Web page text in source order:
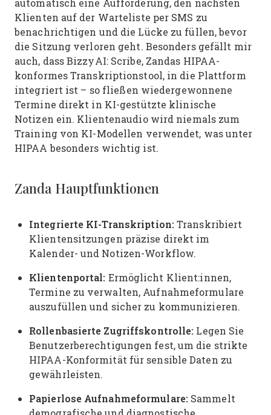
automatisch eine Aufforderung, den nächsten
Klienten auf der Warteliste per SMS zu
benachrichtigen und die Lücke zu füllen, bevor
die Sitzung verloren geht. Besonders gefällt mir
auch, dass BizzyAI: Scribe, Zandas HIPAA-
konformes Transkriptionstool, in die Plattform
integriert ist – so fließen wiedergewonnene
Termine direkt in KI-gestützte klinische
Notizen ein. Klientenaudio wird niemals zum
Training von KI-Modellen verwendet, was unter
HIPAA besonders wichtig ist.
Zanda Hauptfunktionen
Integrierte KI-Transkription:Transkribiert
Klientensitzungen präzise direkt im
Kalender- und Notizen-Workflow.
Klientenportal: Ermöglicht Klient:innen,
Termine zu verwalten, Aufnahmeformulare
auszufüllen und sicher zu kommunizieren.
Rollenbasierte Zugriffskontrolle: Legen Sie
Benutzerberechtigungen fest, um die strikte
HIPAA-Konformität für sensible Daten zu
gewährleisten.
Papierlose Aufnahmeformulare:Sammelt